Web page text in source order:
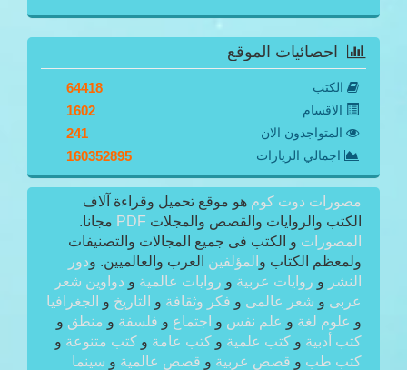
احصائيات الموقع
الكتب 64418
الاقسام 1602
المتواجدون الان 241
اجمالي الزيارات 160352895
مصورات دوت كوم هو موقع تحميل وقراءة آلاف
الكتب والروايات والقصص والمجلات PDF مجانا.
المصورات و الكتب فى جميع المجالات والتصنيفات
ولمعظم الكتاب و المؤلفين العرب والعالميين. ودور
النشر و روايات عربية و روايات عالمية و دواوين شعر
عربى و شعر عالمى و فكر وثقافة و التاريخ و الجغرافيا
و علوم لغة و علم نفس و اجتماع و فلسفة و منطق و
كتب أدبية و كتب علمية و كتب عامة و كتب متنوعة و
كتب طب و قصص عربية و قصص عالمية و سينما